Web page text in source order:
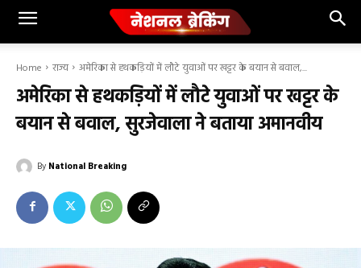
Home राज्य अमेरिका से हथकड़ियों में लौटे युवाओं पर खट्टर के बयान से बवाल,...
अमेरिका से हथकड़ियों में लौटे युवाओं पर खट्टर के
बयान से बवाल, सुरजेवाला ने बताया अमानवीय
By National Breaking